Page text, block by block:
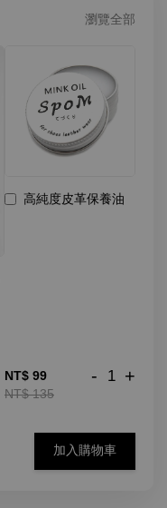
瀏覽全部
高純度皮革保養油
NT$ 99
NT$ 135
- +
加入購物車